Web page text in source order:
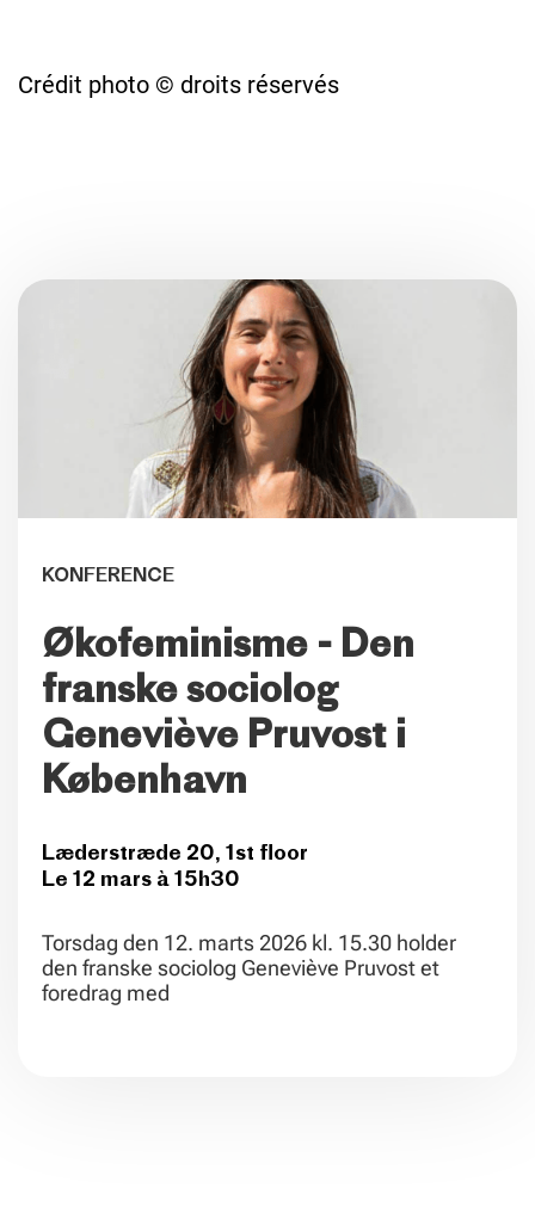
Crédit photo © droits réservés
KONFERENCE
Økofeminisme - Den
franske sociolog
Geneviève Pruvost i
København
Læderstræde 20, 1st floor
Le 12 mars à 15h30
Torsdag den 12. marts 2026 kl. 15.30 holder
den franske sociolog Geneviève Pruvost et
foredrag med